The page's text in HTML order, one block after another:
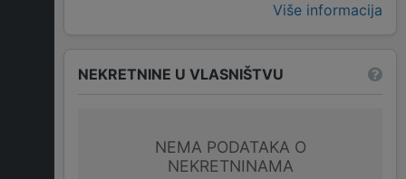
Više informacija
NEKRETNINE U VLASNIŠTVU
NEMA PODATAKA O
NEKRETNINAMA